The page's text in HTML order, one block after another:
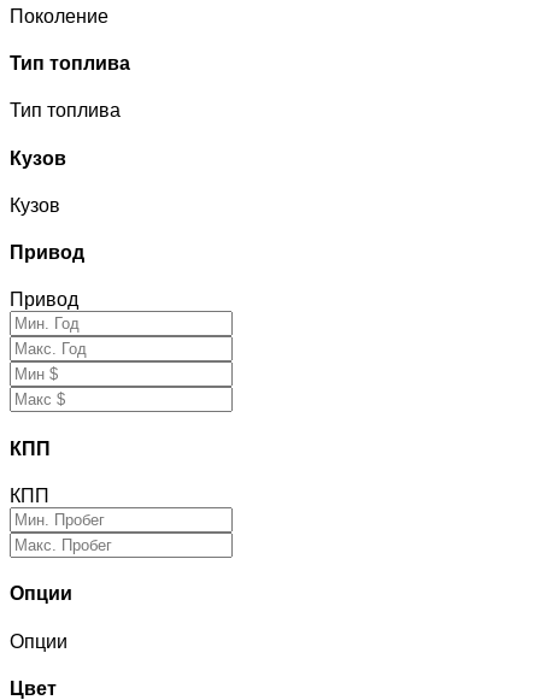
Поколение
Тип топлива
Тип топлива
Кузов
Кузов
Привод
Привод
КПП
КПП
Опции
Опции
Цвет